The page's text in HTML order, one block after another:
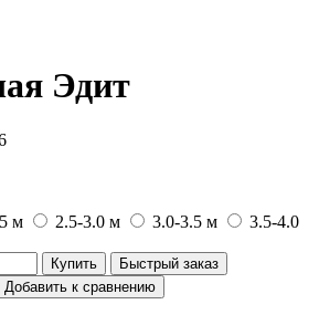
Эдит
м 2.5-3.0 м 3.0-3.5 м
3.5-4.0
Купить
Быстрый заказ
Добавить к сравнению